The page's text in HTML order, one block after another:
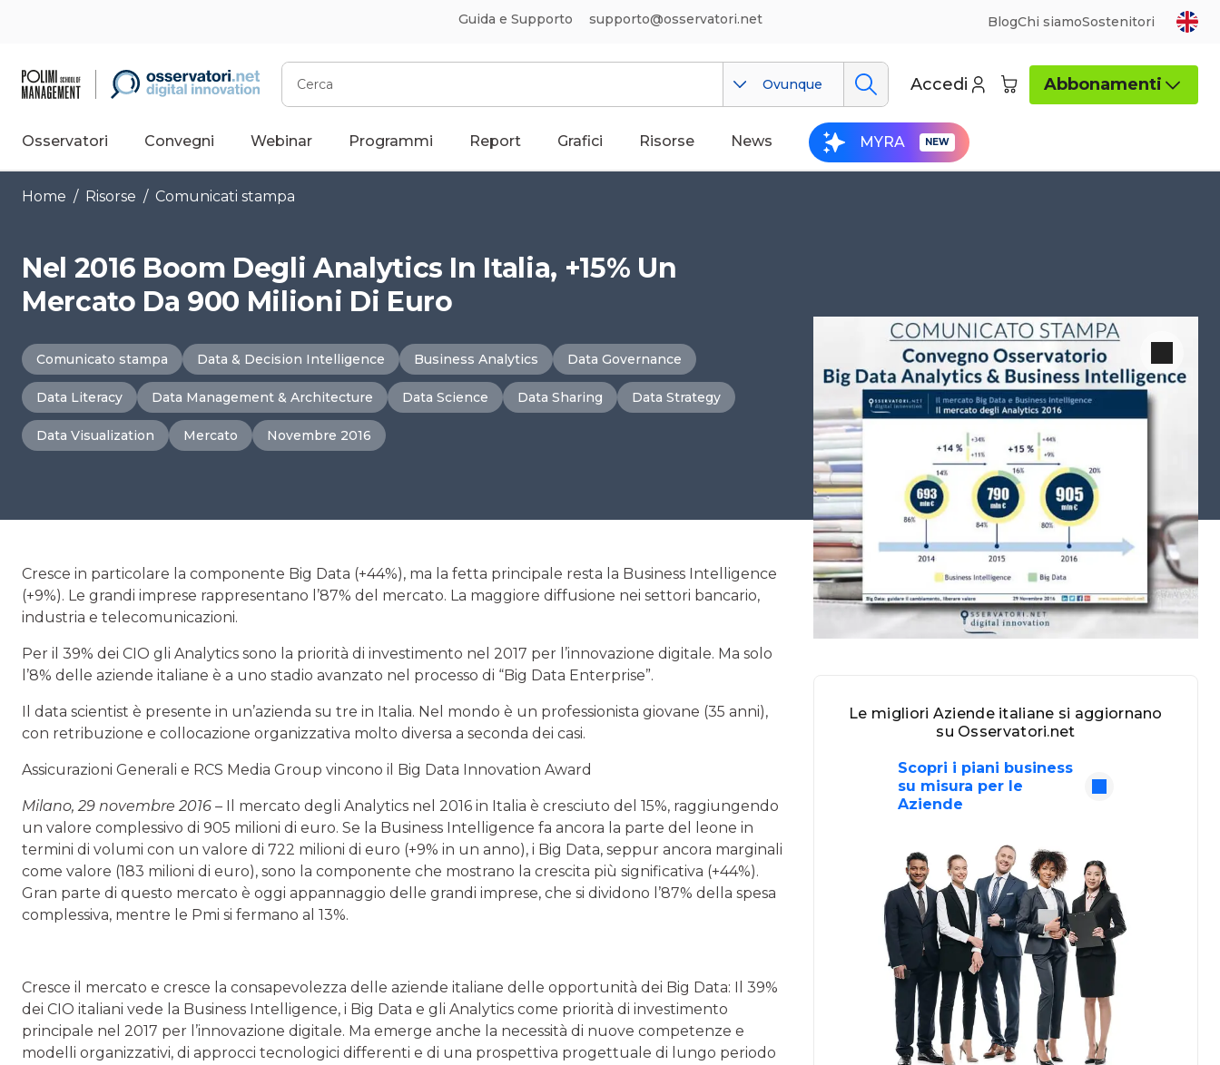
Guida e Supporto supporto@osservatori.net BlogChi siamoSostenitori
Cerca
Ovunque Accedi Abbonamenti
Osservatori Convegni Webinar Programmi Report Grafici Risorse News MYRA
Home / Risorse / Comunicati stampa
Nel 2016 Boom Degli Analytics In Italia, +15% Un
Mercato Da 900 Milioni Di Euro
Comunicato stampa Data & Decision Intelligence Business Analytics Data Governance
Data Literacy Data Management & Architecture Data Science Data Sharing Data Strategy
Data Visualization Mercato Novembre 2016
Cresce in particolare la componente Big Data (+44%), ma la fetta principale resta la Business Intelligence
(+9%). Le grandi imprese rappresentano l’87% del mercato. La maggiore diffusione nei settori bancario,
industria e telecomunicazioni.
Per il 39% dei CIO gli Analytics sono la priorità di investimento nel 2017 per l’innovazione digitale. Ma solo
l’8% delle aziende italiane è a uno stadio avanzato nel processo di “Big Data Enterprise”.
Il data scientist è presente in un’azienda su tre in Italia. Nel mondo è un professionista giovane (35 anni),
con retribuzione e collocazione organizzativa molto diversa a seconda dei casi.
Assicurazioni Generali e RCS Media Group vincono il Big Data Innovation Award
Milano, 29 novembre 2016 – Il mercato degli Analytics nel 2016 in Italia è cresciuto del 15%, raggiungendo
un valore complessivo di 905 milioni di euro. Se la Business Intelligence fa ancora la parte del leone in
termini di volumi con un valore di 722 milioni di euro (+9% in un anno), i Big Data, seppur ancora marginali
come valore (183 milioni di euro), sono la componente che mostrano la crescita più significativa (+44%).
Gran parte di questo mercato è oggi appannaggio delle grandi imprese, che si dividono l’87% della spesa
complessiva, mentre le Pmi si fermano al 13%.
Cresce il mercato e cresce la consapevolezza delle aziende italiane delle opportunità dei Big Data: Il 39%
dei CIO italiani vede la Business Intelligence, i Big Data e gli Analytics come priorità di investimento
principale nel 2017 per l’innovazione digitale. Ma emerge anche la necessità di nuove competenze e
modelli organizzativi, di approcci tecnologici differenti e di una prospettiva progettuale di lungo periodo
Le migliori Aziende italiane si aggiornano
su Osservatori.net
Scopri i piani business
su misura per le
Aziende